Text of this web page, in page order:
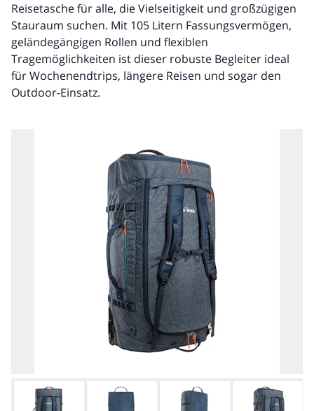
Reisetasche für alle, die Vielseitigkeit und großzügigen
Stauraum suchen. Mit 105 Litern Fassungsvermögen,
geländegängigen Rollen und flexiblen
Tragemöglichkeiten ist dieser robuste Begleiter ideal
für Wochenendtrips, längere Reisen und sogar den
Outdoor-Einsatz.